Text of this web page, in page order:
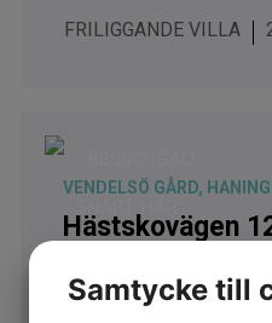
FRILIGGANDE VILLA
Hästskovägen
VENDELSÖ GÅRD,
90 KVM
RADHUS
Samtycke till